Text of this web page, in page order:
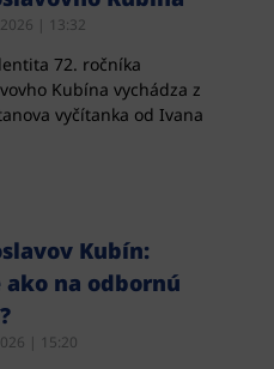
13:32
72. ročníka
Kubína vychádza z
vyčítanka od Ivana
Kubín:
na odbornú
15:20